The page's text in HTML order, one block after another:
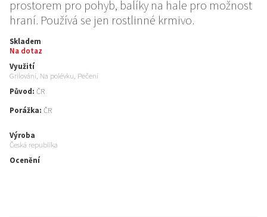
prostorem pro pohyb, balíky na hale pro možnost
hraní. Používá se jen rostlinné krmivo.
Skladem
Na dotaz
Využití
Grilování, Na polévku, Pečení
Původ: ČR
Porážka: ČR
Výroba
Česká republika
Ocenění